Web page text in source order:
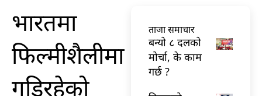
भारतमा
फिल्मीशैलीमा
गुडिरहेको
ताजा समाचार
बन्यो ८ दलको
मोर्चा, के काम
गर्छ ?